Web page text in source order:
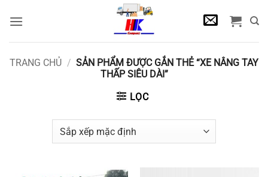
qua
TRANG CHỦ / SẢN PHẨM ĐƯỢC GẮN THẺ “XE NÂNG TAY
THẤP SIÊU DÀI”
LỌC